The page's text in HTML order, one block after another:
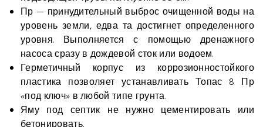
Пр — принудительный выброс очищенной воды на
уровень земли, едва та достигнет определенного
уровня. Выполняется с помощью дренажного
насоса сразу в дождевой сток или водоем.
Герметичный корпус из коррозионностойкого
пластика позволяет устанавливать Топас 8 Пр
«под ключ» в любой типе грунта.
Яму под септик не нужно цементировать или